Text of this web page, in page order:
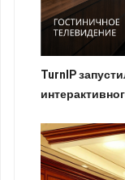
TurnIP